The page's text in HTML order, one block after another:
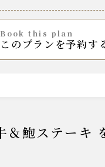
・ソーヴィニヨン
ドネ
book this plan
このプランを予約す